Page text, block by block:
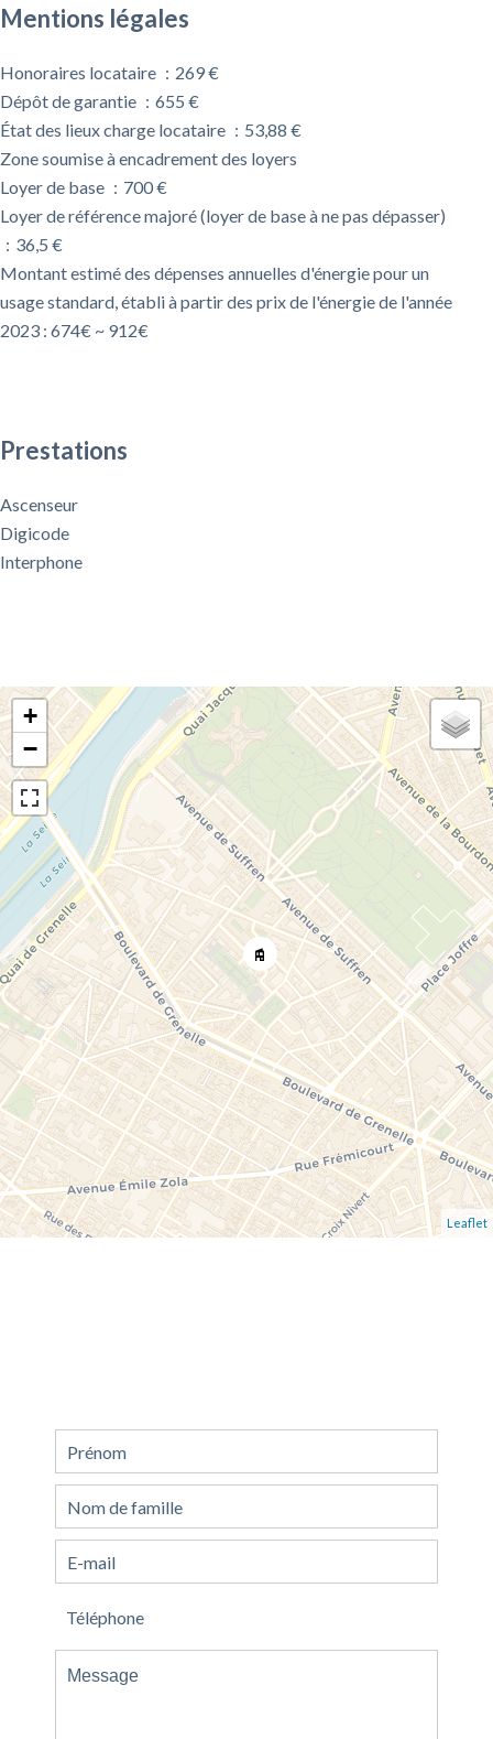
Mentions légales
Honoraires locataire
269 €
Dépôt de garantie
655 €
État des lieux charge locataire
53,88 €
Zone soumise à encadrement des loyers
Loyer de base
700 €
Loyer de référence majoré (loyer de base à ne pas dépasser)
36,5 €
Montant estimé des dépenses annuelles d'énergie pour un
usage standard, établi à partir des prix de l'énergie de l'année
2023 : 674€ ~ 912€
Prestations
Ascenseur
Digicode
Interphone
+
−
Leaflet